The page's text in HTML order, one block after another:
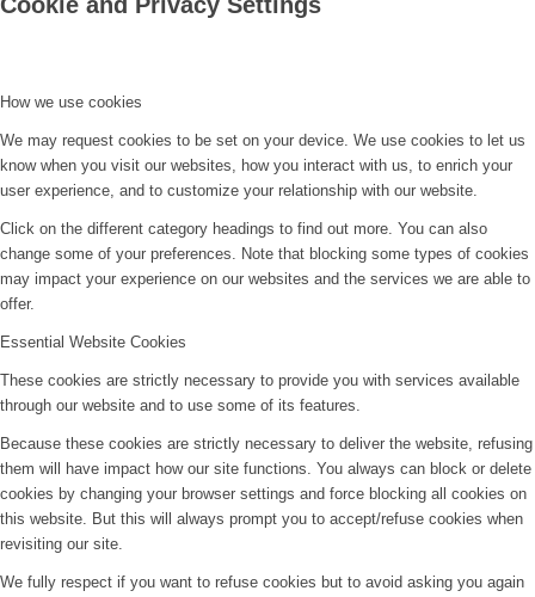
How we use cookies
We may request cookies to be set on your device. We use cookies to let us
know when you visit our websites, how you interact with us, to enrich your
user experience, and to customize your relationship with our website.
Click on the different category headings to find out more. You can also
change some of your preferences. Note that blocking some types of cookies
may impact your experience on our websites and the services we are able to
offer.
Essential Website Cookies
These cookies are strictly necessary to provide you with services available
through our website and to use some of its features.
Because these cookies are strictly necessary to deliver the website, refusing
them will have impact how our site functions. You always can block or delete
cookies by changing your browser settings and force blocking all cookies on
this website. But this will always prompt you to accept/refuse cookies when
revisiting our site.
We fully respect if you want to refuse cookies but to avoid asking you again